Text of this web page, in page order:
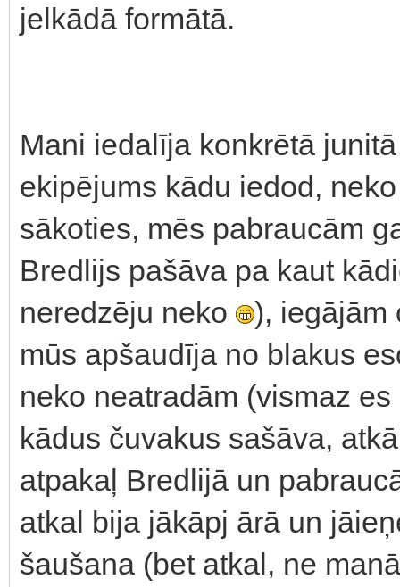
jelkādā formātā.
Mani iedalīja konkrētā
ekipējums kādu iedod,
sākoties, mēs pabraucām
Bredlijs pašāva pa kaut
neredzēju neko
), iegājām
mūs apšaudīja no blakus
neko neatradām (vismaz
kādus čuvakus sašāva,
atpakaļ Bredlijā un
atkal bija jākāpj ārā un
šaušana (bet atkal, ne